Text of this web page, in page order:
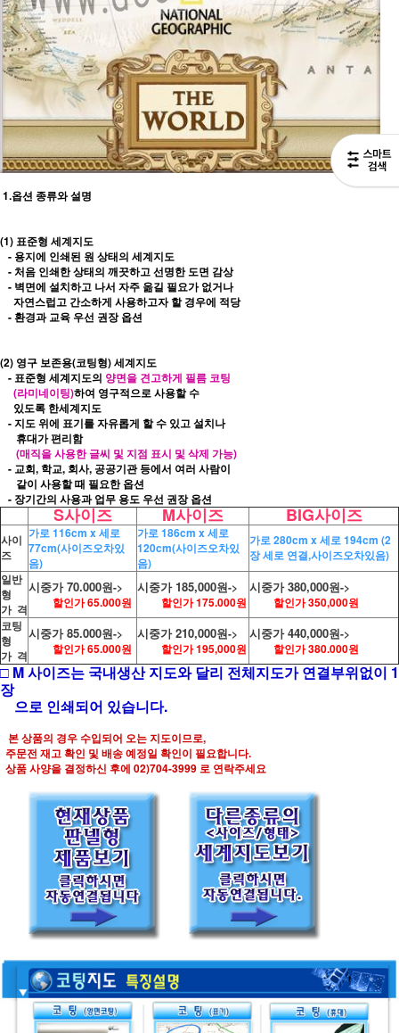
1.옵션 종류와 설명
(1) 표준형 세계지도
- 용지에 인쇄된 원 상태의 세계지도
- 처음 인쇄한 상태의 깨끗하고 선명한 도면 감상
- 벽면에 설치하고 나서 자주 옮길 필요가 없거나
자연스럽고 간소하게 사용하고자 할 경우에 적당
- 환경과 교육 우선 권장 옵션
(2) 영구 보존용(코팅형) 세계지도
- 표준형 세계지도의 양면을 견고하게 필름 코팅
(라미네이팅)하여 영구적으로 사용할 수
있도록 한세계지도
- 지도 위에 표기를 자유롭게 할 수 있고 설치나
휴대가 편리함
(매직을 사용한 글씨 및 지점 표시 및 삭제 가능)
- 교회, 학교, 회사, 공공기관 등에서 여러 사람이
같이 사용할 때 필요한 옵션
- 장기간의 사용과 업무 용도 우선 권장 옵션
S사이즈 M사이즈 BIG사이즈
사이
즈
가로 116cm x 세로
77cm(사이즈오차있
음)
가로 186cm x 세로
120cm(사이즈오차있
음)
가로 280cm x 세로 194cm (2
장 세로 연결,사이즈오차있음)
일반
형
가 격
시중가 70.000원->
할인가 65.000원
시중가 185,000원->
할인가 175.000원
시중가 380,000원->
할인가 350,000원
코팅
형
가 격
시중가 85.000원->
할인가 65.000원
시중가 210,000원->
할인가 195,000원
시중가 440,000원->
할인가 380.000원
□ M 사이즈는 국내생산 지도와 달리 전체지도가 연결부위없이 1
장
으로 인쇄되어 있습니다.
본 상품의 경우 수입되어 오는 지도이므로,
주문전 재고 확인 및 배송 예정일 확인이 필요합니다.
상품 사양을 결정하신 후에 02)704-3999 로 연락주세요